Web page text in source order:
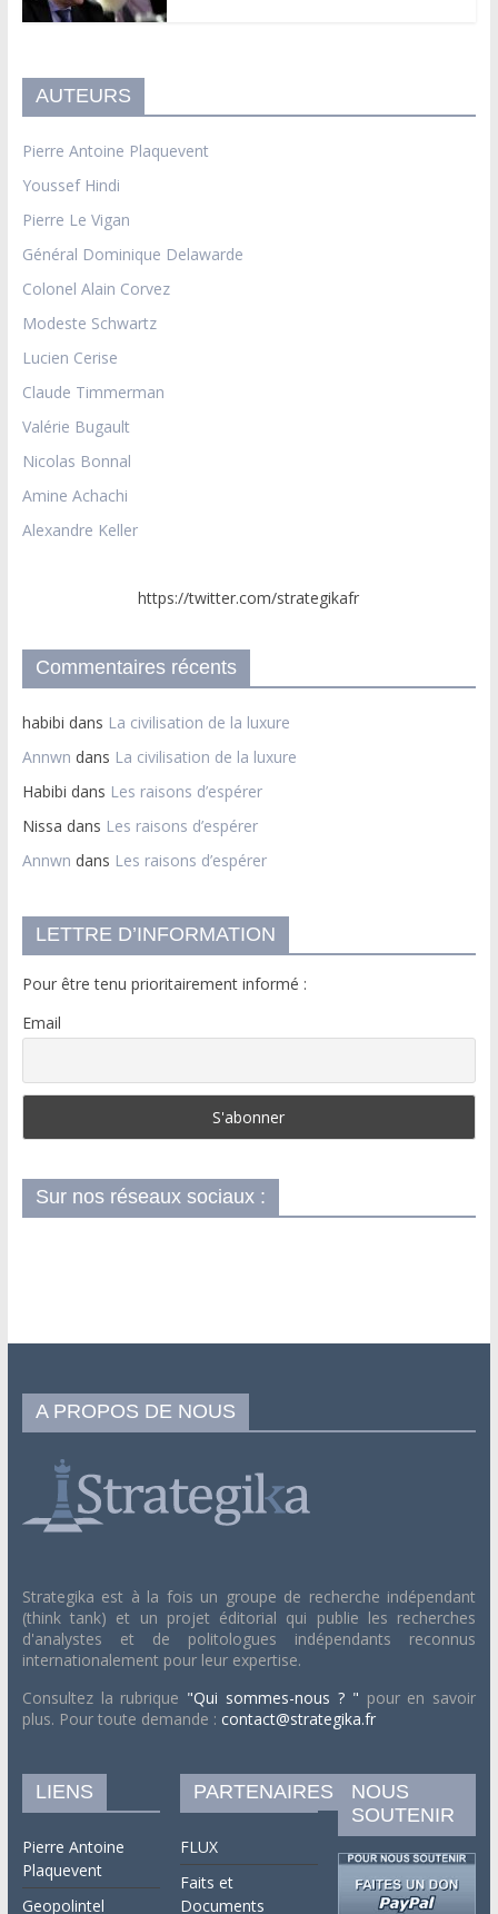
AUTEURS
Pierre Antoine Plaquevent
Youssef Hindi
Pierre Le Vigan
Général Dominique Delawarde
Colonel Alain Corvez
Modeste Schwartz
Lucien Cerise
Claude Timmerman
Valérie Bugault
Nicolas Bonnal
Amine Achachi
Alexandre Keller
https://twitter.com/strategikafr
Commentaires récents
habibi dans La civilisation de la luxure
Annwn dans La civilisation de la luxure
Habibi dans Les raisons d’espérer
Nissa dans Les raisons d’espérer
Annwn dans Les raisons d’espérer
LETTRE D’INFORMATION
Pour être tenu prioritairement informé :
Email
Sur nos réseaux sociaux :
A PROPOS DE NOUS
Strategika est à la fois un groupe de recherche indépendant
(think tank) et un projet éditorial qui publie les recherches
d'analystes et de politologues indépendants reconnus
internationalement pour leur expertise.
Consultez la rubrique "Qui sommes-nous ? " pour en savoir
plus. Pour toute demande : contact@strategika.fr
LIENS
Pierre Antoine
Plaquevent
Geopolintel
PARTENAIRES
FLUX
Faits et
Documents
NOUS
SOUTENIR